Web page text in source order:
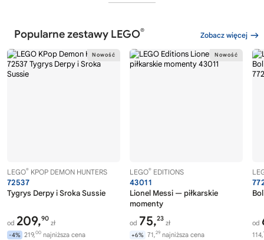
Popularne zestawy LEGO® Zobacz więcej
LEGO® KPOP DEMON HUNTERS
72537
Tygrys Derpy i Sroka Sussie
od 209,90
zł
-4% 219,00 najniższa cena
LEGO® EDITIONS
43011
Lionel Messi — piłkarskie
momenty
od 75,23
zł
+6% 71,29 najniższa cena
od
114,